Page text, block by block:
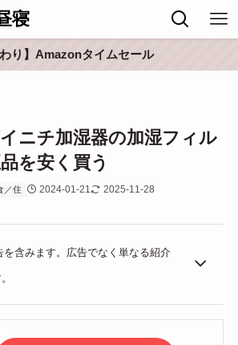
寝
わり】Amazonタイムセール
イニチ加湿器の加湿フィル
を安く買う
／住 2024-01-21 2025-11-28
を含みます。広告でなく単なる紹介